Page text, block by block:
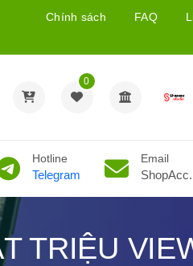
Chính sách FAQ
0
Hotline
Telegram
Email
TRIỆU